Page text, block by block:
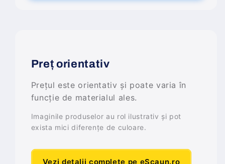
Preț orientativ
Prețul este orientativ și poate varia în
funcție de materialul ales.
Imaginile produselor au rol ilustrativ și pot
exista mici diferențe de culoare.
Vezi detalii complete pe eScaun.ro